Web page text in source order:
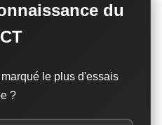
du
le plus d'essais
?